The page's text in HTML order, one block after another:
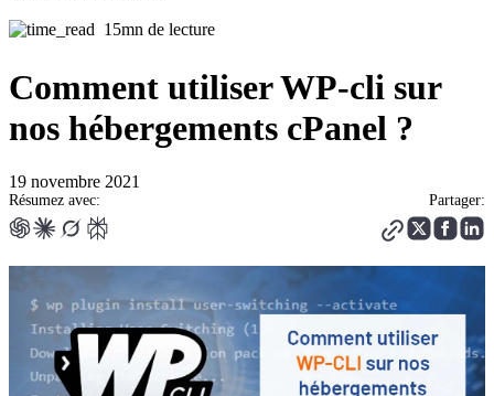
15mn de lecture
Comment utiliser WP-cli sur
nos hébergements cPanel ?
19 novembre 2021
Résumez avec: Partager: